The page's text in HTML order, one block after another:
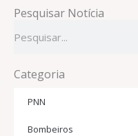
Pesquisar Notícia
Categoria
PNN
Bombeiros